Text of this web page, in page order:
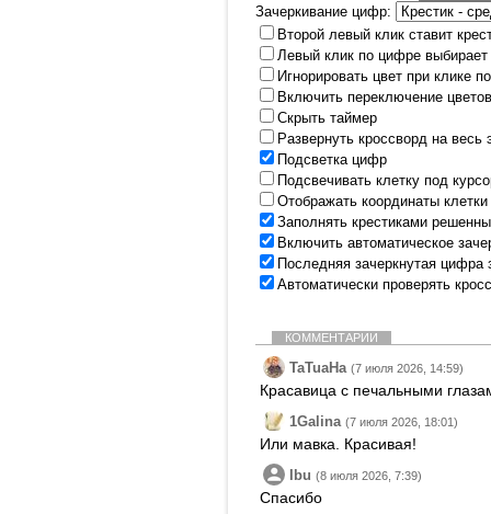
Зачеркивание цифр:
Второй левый клик ставит
Левый клик по цифре выбирает
Игнорировать цвет при клике
Включить переключение
Скрыть таймер
Развернуть кроссворд на
Подсветка цифр
Подсвечивать клетку под
Отображать координаты
Заполнять крестиками
Включить автоматическое
Последняя зачеркнутая цифра
Автоматически проверять
КОММЕНТАРИИ
TaTuaHa (7 июля 2026, 14:59)
Красавица с печальными
1Galina (7 июля 2026, 18:01)
Или мавка. Красивая!
Ibu (8 июля 2026, 7:39)
Спасибо